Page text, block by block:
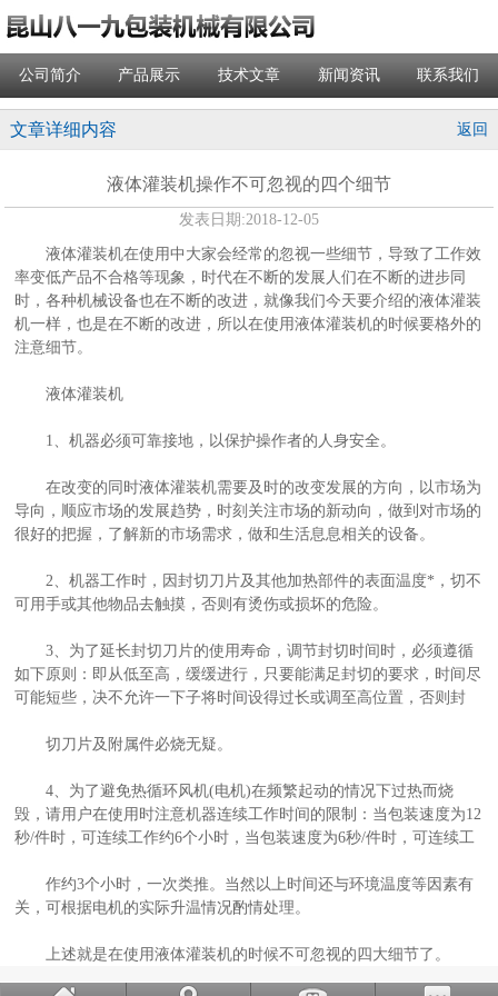
公司简介 产品展示 技术文章 新闻资讯 联系我们
文章详细内容 返回
液体灌装机操作不可忽视的四个细节
发表日期:2018-12-05
液体灌装机在使用中大家会经常的忽视一些细节，导致了工作效
率变低产品不合格等现象，时代在不断的发展人们在不断的进步同
时，各种机械设备也在不断的改进，就像我们今天要介绍的液体灌装
机一样，也是在不断的改进，所以在使用液体灌装机的时候要格外的
注意细节。
液体灌装机
1、机器必须可靠接地，以保护操作者的人身安全。
在改变的同时液体灌装机需要及时的改变发展的方向，以市场为
导向，顺应市场的发展趋势，时刻关注市场的新动向，做到对市场的
很好的把握，了解新的市场需求，做和生活息息相关的设备。
2、机器工作时，因封切刀片及其他加热部件的表面温度*，切不
可用手或其他物品去触摸，否则有烫伤或损坏的危险。
3、为了延长封切刀片的使用寿命，调节封切时间时，必须遵循
如下原则：即从低至高，缓缓进行，只要能满足封切的要求，时间尽
可能短些，决不允许一下子将时间设得过长或调至高位置，否则封
切刀片及附属件必烧无疑。
4、为了避免热循环风机(电机)在频繁起动的情况下过热而烧
毁，请用户在使用时注意机器连续工作时间的限制：当包装速度为12
秒/件时，可连续工作约6个小时，当包装速度为6秒/件时，可连续工
作约3个小时，一次类推。当然以上时间还与环境温度等因素有
关，可根据电机的实际升温情况酌情处理。
上述就是在使用液体灌装机的时候不可忽视的四大细节了。